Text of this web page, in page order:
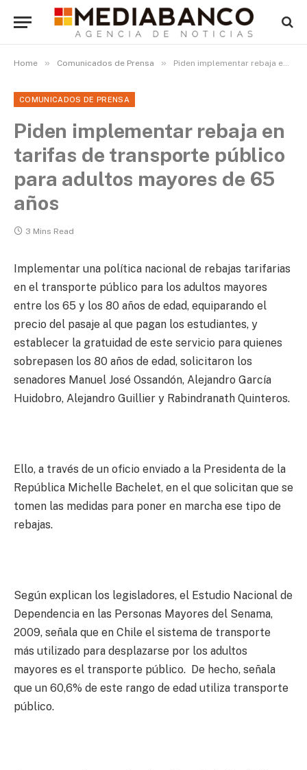
Home » Comunicados de Prensa » Piden implementar rebaja en tarifas de transporte público para adultos mayores de 65 años
COMUNICADOS DE PRENSA
Piden implementar rebaja en
tarifas de transporte público
para adultos mayores de 65
años
3 Mins Read
Implementar una política nacional de rebajas tarifarias
en el transporte público para los adultos mayores
entre los 65 y los 80 años de edad, equiparando el
precio del pasaje al que pagan los estudiantes, y
establecer la gratuidad de este servicio para quienes
sobrepasen los 80 años de edad, solicitaron los
senadores Manuel José Ossandón, Alejandro García
Huidobro, Alejandro Guillier y Rabindranath Quinteros.
Ello, a través de un oficio enviado a la Presidenta de la
República Michelle Bachelet, en el que solicitan que se
tomen las medidas para poner en marcha ese tipo de
rebajas.
Según explican los legisladores, el Estudio Nacional de
Dependencia en las Personas Mayores del Senama,
2009, señala que en Chile el sistema de transporte
más utilizado para desplazarse por los adultos
mayores es el transporte público. De hecho, señala
que un 60,6% de este rango de edad utiliza transporte
público.